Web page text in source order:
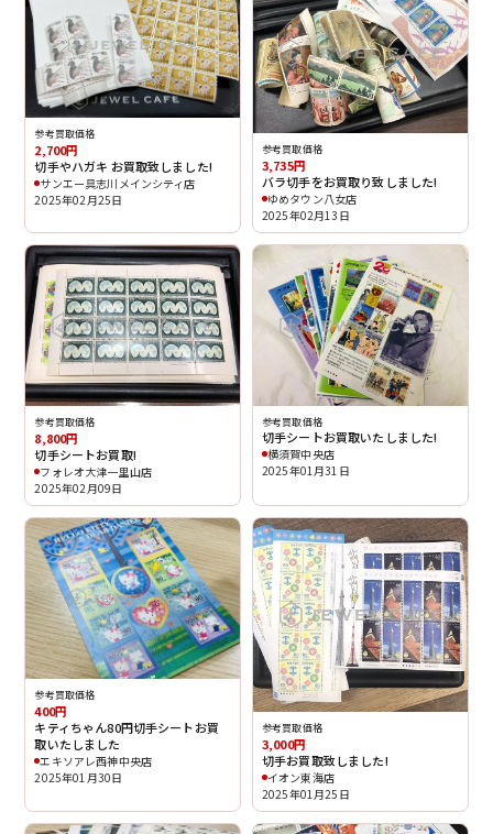
参考買取価格
2,700円
切手やハガキ お買取致しました!
サンエー具志川メインシティ店
2025年02月25日
参考買取価格
3,735円
バラ切手をお買取り致しました!
ゆめタウン八女店
2025年02月13日
参考買取価格
8,800円
切手シートお買取!
フォレオ大津一里山店
2025年02月09日
参考買取価格
切手シートお買取いたしました!
横須賀中央店
2025年01月31日
参考買取価格
400円
キティちゃん80円切手シートお買
取いたしました
エキソアレ西神中央店
2025年01月30日
参考買取価格
3,000円
切手お買取致しました!
イオン東海店
2025年01月25日